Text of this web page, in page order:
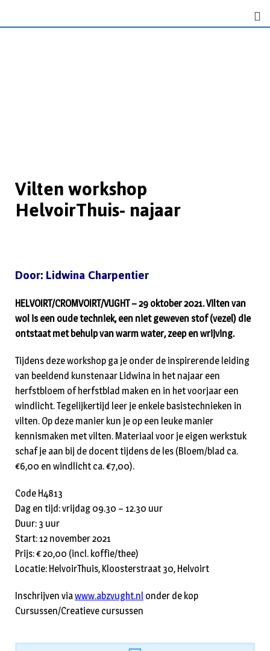
Vilten workshop
HelvoirThuis- najaar
Door: Lidwina Charpentier
HELVOIRT/CROMVOIRT/VUGHT – 29 oktober 2021. Vilten van
wol is een oude techniek, een niet geweven stof (vezel) die
ontstaat met behulp van warm water, zeep en wrijving.
Tijdens deze workshop ga je onder de inspirerende leiding
van beeldend kunstenaar Lidwina in het najaar een
herfstbloem of herfstblad maken en in het voorjaar een
windlicht. Tegelijkertijd leer je enkele basistechnieken in
vilten. Op deze manier kun je op een leuke manier
kennismaken met vilten. Materiaal voor je eigen werkstuk
schaf je aan bij de docent tijdens de les (Bloem/blad ca.
€6,00 en windlicht ca. €7,00).
Code H4813
Dag en tijd: vrijdag 09.30 – 12.30 uur
Duur: 3 uur
Start: 12 november 2021
Prijs: € 20,00 (incl. koffie/thee)
Locatie: HelvoirThuis, Kloosterstraat 30, Helvoirt
Inschrijven viawww.abzvught.nl onder de kop
Cursussen/Creatieve cursussen